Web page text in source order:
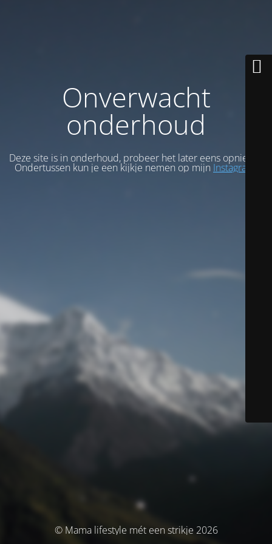
Onverwacht
onderhoud
Deze site is in onderhoud, probeer het later eens opnieuw.
Ondertussen kun je een kijkje nemen op mijn Instagram
© Mama lifestyle mét een strikje 2026